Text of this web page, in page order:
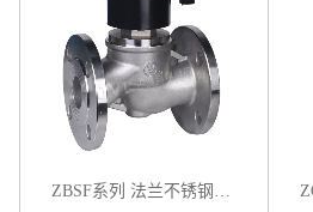
ZBSF系列 法兰不锈钢活塞电磁阀